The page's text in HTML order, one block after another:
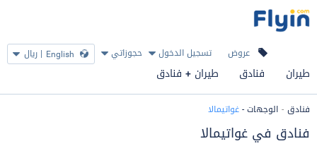
عروض تسجيل الدخول حجوزاتي English
| ريال
طيران فنادق طيران + فنادق
فنادق الوجهات-غواتيمالا
فنادق في غواتيمالا